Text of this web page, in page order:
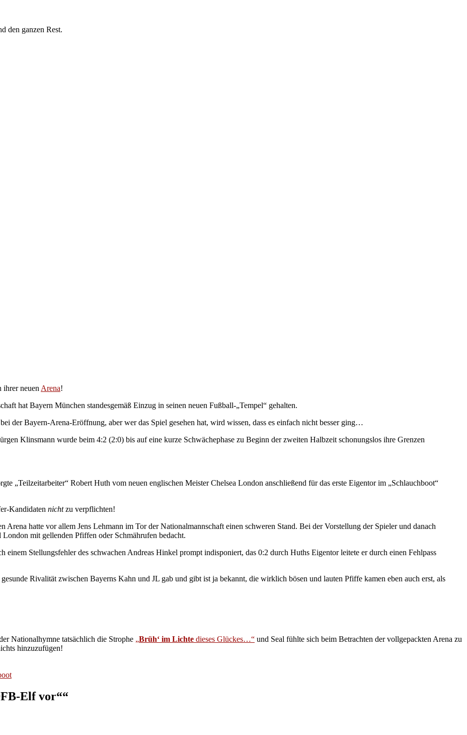
den ganzen Rest.
ihrer neuen Arena!
hat Bayern München standesgemäß Einzug in seinen neuen Fußball-„Tempel“ gehalten.
der Bayern-Arena-Eröffnung, aber wer das Spiel gesehen hat, wird wissen, dass es einfach nicht besser ging…
Klinsmann wurde beim 4:2 (2:0) bis auf eine kurze Schwächephase zu Beginn der zweiten Halbzeit schonungslos ihre Grenzen
„Teilzeitarbeiter“ Robert Huth vom neuen englischen Meister Chelsea London anschließend für das erste Eigentor im „Schlauchboot“
Kandidaten nichtzu verpflichten!
Arena hatte vor allem Jens Lehmann im Tor der Nationalmannschaft einen schweren Stand. Bei der Vorstellung der Spieler und danach
mit gellenden Pfiffen oder Schmährufen bedacht.
einem Stellungsfehler des schwachen Andreas Hinkel prompt indisponiert, das 0:2 durch Huths Eigentor leitete er durch einen Fehlpass
Rivalität zwischen Bayerns Kahn und JL gab und gibt ist ja bekannt, die wirklich bösen und lauten Pfiffe kamen eben auch erst, als
Nationalhymne tatsächlich die Strophe „Brüh‘ im Lichte dieses Glückes…“ und Seal fühlte sich beim Betrachten der vollgepackten Arena zu
hinzuzufügen!
Elf vor““